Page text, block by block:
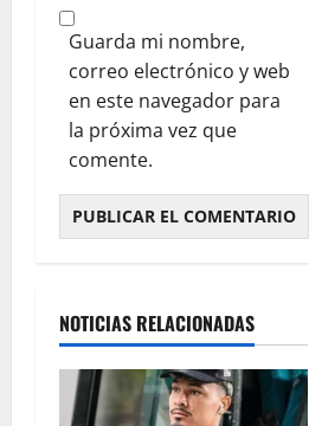
Guarda mi nombre,
correo electrónico y web
en este navegador para
la próxima vez que
comente.
NOTICIAS RELACIONADAS